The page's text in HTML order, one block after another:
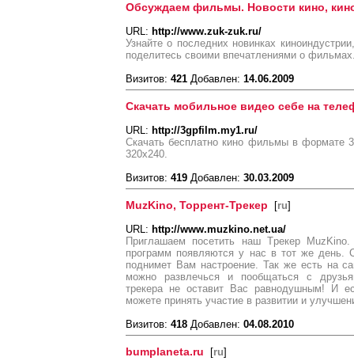
Обсуждаем фильмы. Новости кино,
URL: http://www.zuk-zuk.ru/
Узнайте о последних новинках
поделитесь своими впечатлениями о
Визитов: 421 Добавлен: 14.06.2009
Скачать мобильное видео себе на
URL: http://3gpfilm.my1.ru/
Скачать бесплатно кино фильмы в формате
320х240.
Визитов: 419 Добавлен: 30.03.2009
MuzKino, Торрент-Трекер [ru]
URL: http://www.muzkino.net.ua/
Приглашаем посетить наш Tрекер
программ появляются у нас в тот же день.
поднимет Вам настроение. Так же есть на
можно развлечься и пообщаться с
трекера не оставит Вас равнодушным! И
можете принять учаcтие в развитии и
Визитов: 418 Добавлен: 04.08.2010
bumplaneta.ru [ru]